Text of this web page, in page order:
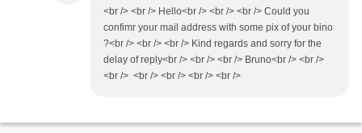
<br /> <br /> Hello<br /> <br /> <br /> Could you
confimr your mail address with some pix of your bino
?<br /> <br /> <br /> Kind regards and sorry for the
delay of reply<br /> <br /> <br /> Bruno<br /> <br />
<br /> <br /> <br /> <br /> <br />